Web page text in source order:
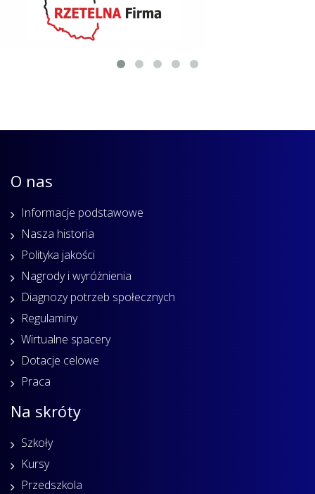
O nas
Informacje podstawowe
Nasza historia
Polityka jakości
Nagrody i wyróżnienia
Diagnozy potrzeb społecznych
Regulaminy
Wirtualne spacery
Dotacje celowe
Praca
Na skróty
Szkoły
Kursy
Przedszkola